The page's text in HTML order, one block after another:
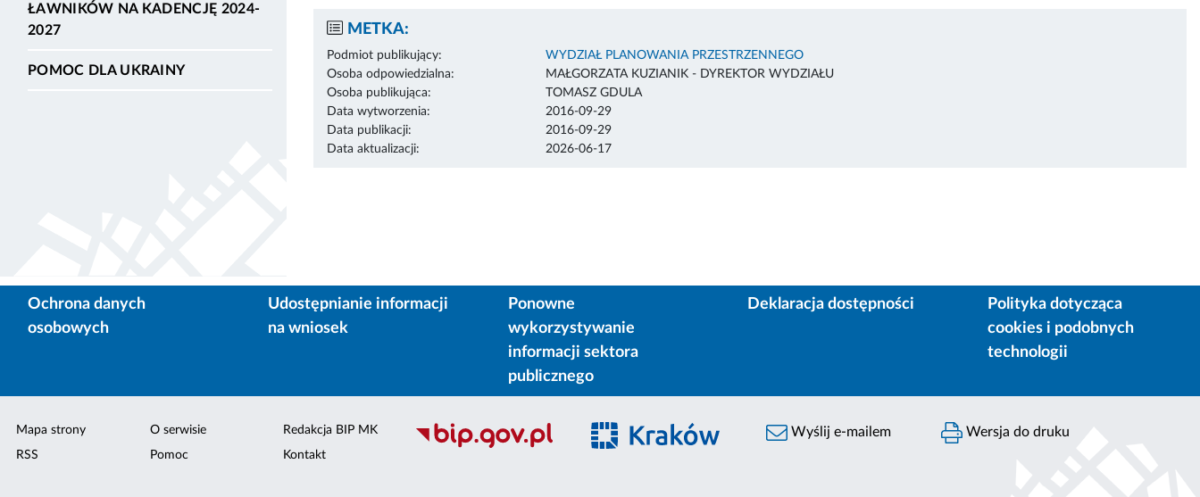
ŁAWNIKÓW NA KADENCJĘ 2024-
2027
POMOC DLA UKRAINY
METKA:
Podmiot publikujący:
WYDZIAŁ PLANOWANIA PRZESTRZENNEGO
Osoba odpowiedzialna:
MAŁGORZATA KUZIANIK - DYREKTOR WYDZIAŁU
Osoba publikująca:
TOMASZ GDULA
Data wytworzenia:
2016-09-29
Data publikacji:
2016-09-29
Data aktualizacji:
2026-06-17
Ochrona danych
osobowych
Udostępnianie informacji
na wniosek
Ponowne
wykorzystywanie
informacji sektora
publicznego
Deklaracja dostępności
Polityka dotycząca
cookies i podobnych
technologii
Mapa strony
RSS
O serwisie
Pomoc
Redakcja BIP MK
Kontakt
Wyślij e-mailem Wersja do druku